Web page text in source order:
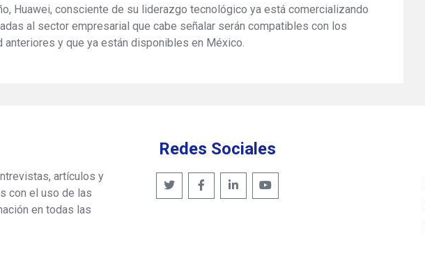
Huawei, consciente de su liderazgo tecnológico ya está comercializando
al sector empresarial que cabe señalar serán compatibles con los
anteriores y que ya están disponibles en México.
artículos y
con el uso de las
en todas las
Redes Sociales